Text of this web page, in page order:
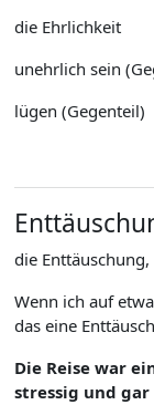
die Ehrlichkeit
unehrlich sein
lügen (Gegenteil)
die
Wenn ich auf
das eine
Die Reise war
stressig und